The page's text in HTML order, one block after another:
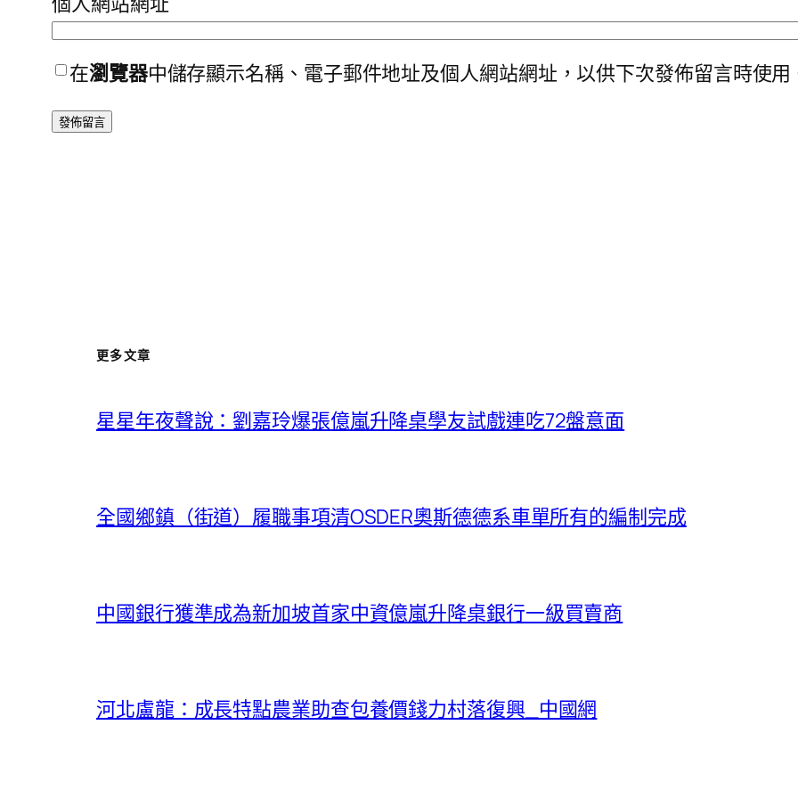
在瀏覽器中儲存顯示名稱、電子郵件地址及個人網站網址，以供下次發佈留言時使用
更多文章
星星年夜聲說：劉嘉玲爆張億嵐升降桌學友試戲連吃72盤意面
全國鄉鎮（街道）履職事項清OSDER奧斯德德系車單所有的編制完成
中國銀行獲準成為新加坡首家中資億嵐升降桌銀行一級買賣商
河北盧龍：成長特點農業助查包養價錢力村落復興_中國網